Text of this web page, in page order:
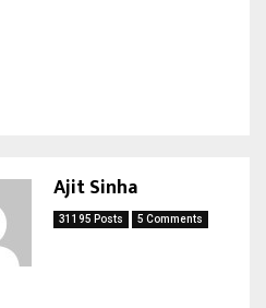
Ajit Sinha
31195 Posts 5 Comments